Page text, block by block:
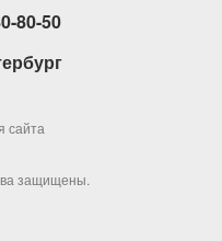
кассы
80-50
сайта
защищены.